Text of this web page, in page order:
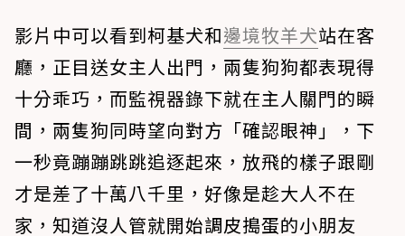
影片中可以看到柯基犬和邊境牧羊犬站在客
廳，正目送女主人出門，兩隻狗狗都表現得
十分乖巧，而監視器錄下就在主人關門的瞬
間，兩隻狗同時望向對方「確認眼神」，下
一秒竟蹦蹦跳跳追逐起來，放飛的樣子跟剛
才是差了十萬八千里，好像是趁大人不在
家，知道沒人管就開始調皮搗蛋的小朋友